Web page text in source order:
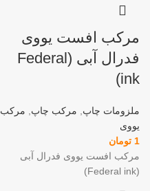
مرکب افست یووی
فدرال آبی (Federal
ink)
ملزومات چاپ مرکب چاپ
مرکب
یووی
1 تومان
مرکب افست یووی فدرال آبی
(Federal ink)